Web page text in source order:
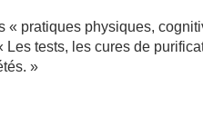
« pratiques physiques,
Les tests, les cures de
»